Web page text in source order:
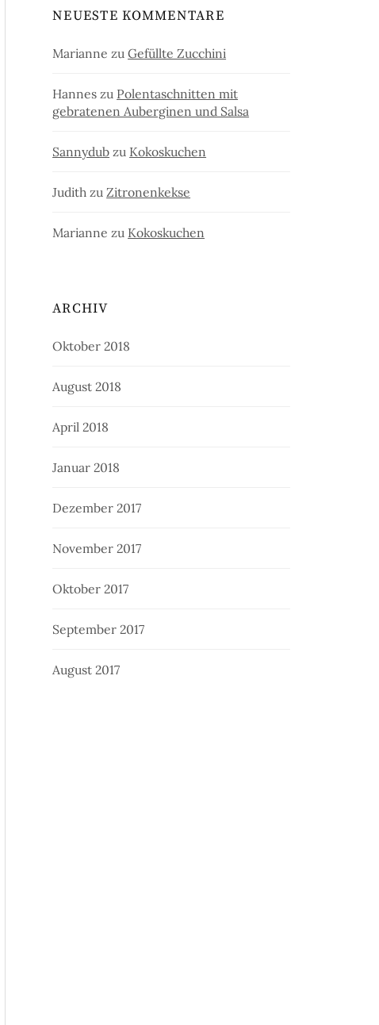
NEUESTE KOMMENTARE
Marianne zuGefüllte Zucchini
Hannes zu Polentaschnitten mit
gebratenen Auberginen und Salsa
Sannydub zu Kokoskuchen
Judith zuZitronenkekse
Marianne zu Kokoskuchen
ARCHIV
Oktober 2018
August 2018
April 2018
Januar 2018
Dezember 2017
November 2017
Oktober 2017
September 2017
August 2017